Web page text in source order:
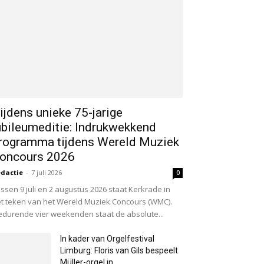
unieke 75-jarige
Indrukwekkend
tijdens Wereld Muziek
2026
- 7 juli 2026 0
9 juli en 2 augustus 2026 staat Kerkrade in
teken van het Wereld Muziek Concours (WMC).
vier weekenden staat de absolute...
In kader van Orgelfestival
Limburg: Floris van Gils bespeelt